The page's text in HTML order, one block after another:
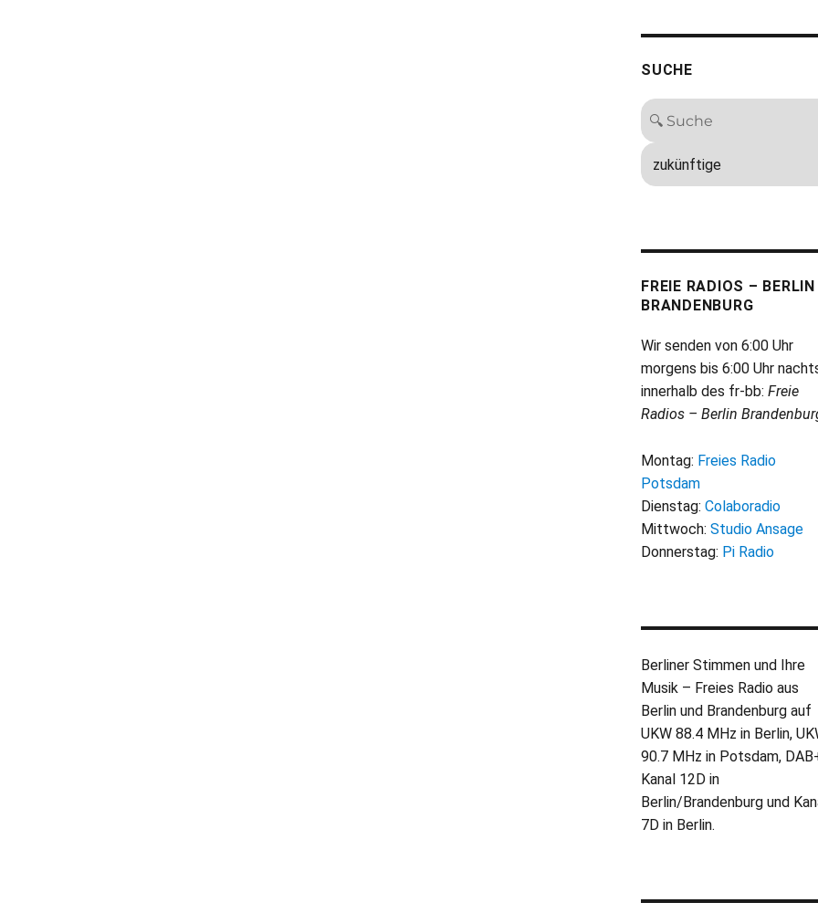
SUCHE
FREIE RADIOS – BERLIN
BRANDENBURG
Wir senden von 6:00 Uhr
morgens bis 6:00 Uhr
innerhalb des fr-bb: Freie
Radios – Berlin
Montag: Freies Radio
Potsdam
Dienstag: Colaboradio
Mittwoch: Studio Ansage
Donnerstag: Pi Radio
Berliner Stimmen und Ihre
Musik – Freies Radio aus
Berlin und Brandenburg auf
UKW 88.4 MHz in Berlin,
90.7 MHz in Potsdam,
Kanal 12D in
Berlin/Brandenburg und
7D in Berlin.